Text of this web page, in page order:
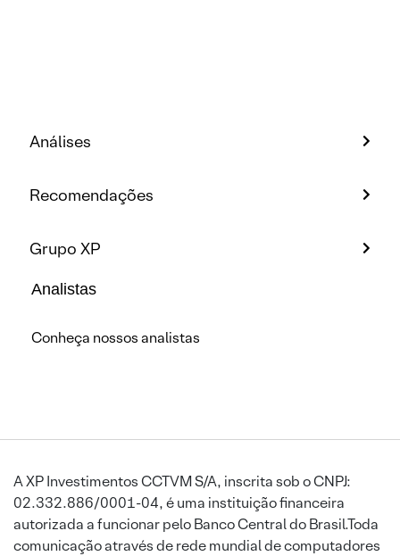
Análises
Recomendações
Grupo XP
Analistas
Conheça nossos analistas
A XP Investimentos CCTVM S/A, inscrita sob o CNPJ:
02.332.886/0001-04, é uma instituição financeira
autorizada a funcionar pelo Banco Central do Brasil.Toda
comunicação através de rede mundial de computadores